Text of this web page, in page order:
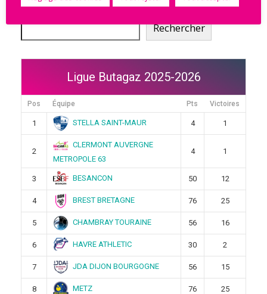
Rechercher
Rechercher
Ligue Butagaz 2025-2026
Pos Équipe Pts Victoires
1 STELLA SAINT-MAUR 4 1
2
CLERMONT AUVERGNE
METROPOLE 63
4 1
3 BESANCON 50 12
4 BREST BRETAGNE 76 25
5 CHAMBRAY TOURAINE 56 16
6 HAVRE ATHLETIC 30 2
7 JDA DIJON BOURGOGNE 56 15
8 METZ 76 25